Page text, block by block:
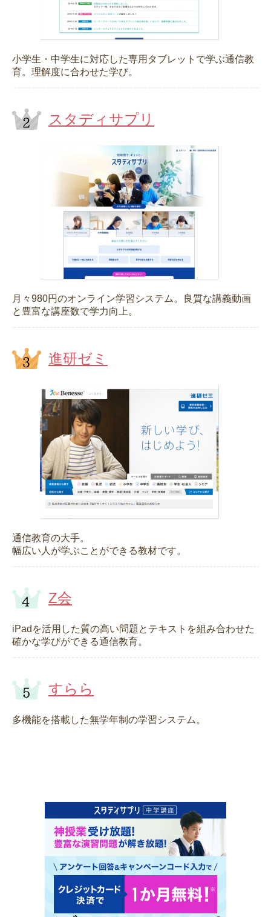
小学生・中学生に対応した専用タブレットで学ぶ通信教
育。理解度に合わせた学び。
スタディサプリ
月々980円のオンライン学習システム。良質な講義動画
と豊富な講座数で学力向上。
進研ゼミ
通信教育の大手。
幅広い人が学ぶことができる教材です。
Z会
iPadを活用した質の高い問題とテキストを組み合わせた
確かな学びができる通信教育。
すらら
多機能を搭載した無学年制の学習システム。